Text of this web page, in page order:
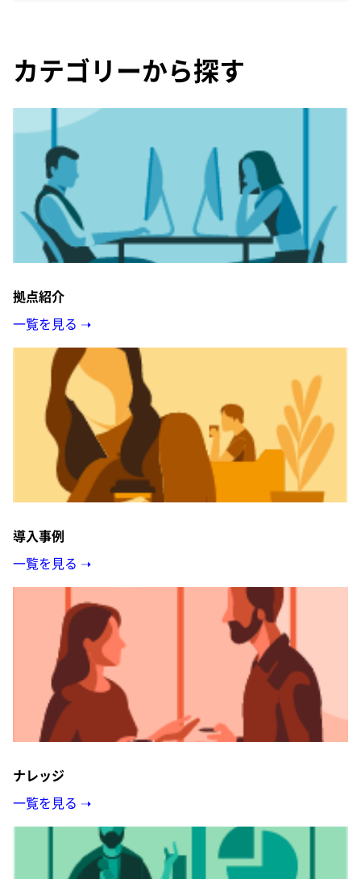
カテゴリーから探す
拠点紹介
一覧を見る ➝
導入事例
一覧を見る ➝
ナレッジ
一覧を見る ➝